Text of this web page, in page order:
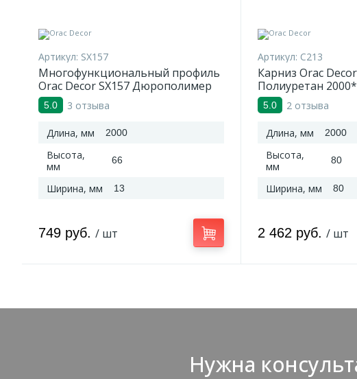
Артикул: SX157
Многофункциональный профиль
Orac Decor SX157 Дюрополимер
2000*66*13 мм
5.0 3 отзыва
Длина, мм 2000
Высота,
мм
66
Ширина, мм 13
749 руб. / шт
Артикул: C213
Карниз Orac
Полиуретан
5.0 2 отзыва
Длина, мм 2000
Высота,
мм
80
Ширина, мм 80
2 462 руб. / шт
Нужна